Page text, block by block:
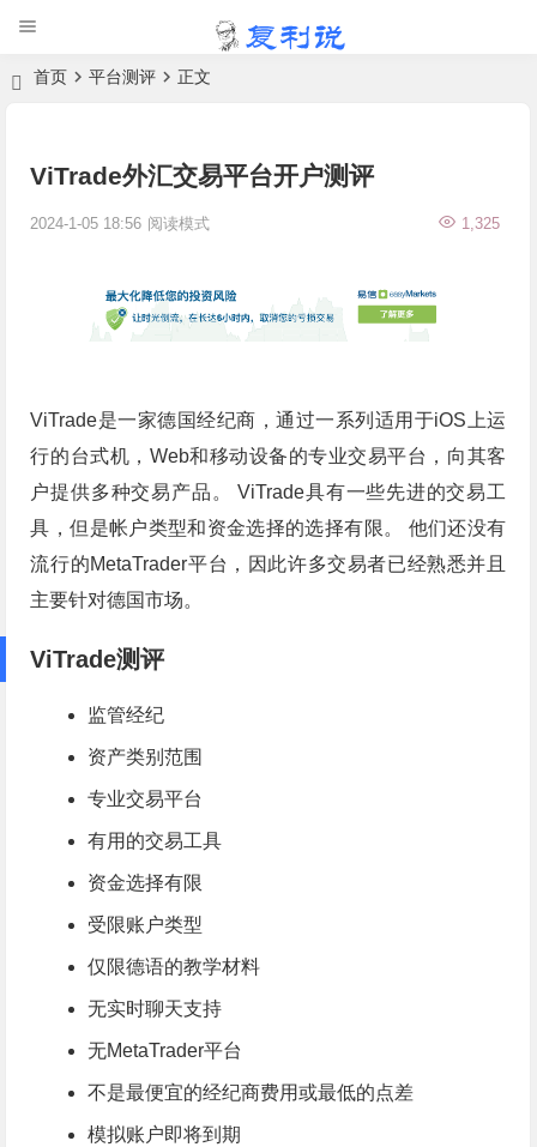
首页 平台测评 正文
ViTrade外汇交易平台开户测评
2024-1-05 18:56 1,325
阅读模式
ViTrade是一家德国经纪商，通过一系列适用于iOS上运
行的台式机，Web和移动设备的专业交易平台，向其客
户提供多种交易产品。 ViTrade具有一些先进的交易工
具，但是帐户类型和资金选择的选择有限。 他们还没有
流行的MetaTrader平台，因此许多交易者已经熟悉并且
主要针对德国市场。
ViTrade测评
监管经纪
资产类别范围
专业交易平台
有用的交易工具
资金选择有限
受限账户类型
仅限德语的教学材料
无实时聊天支持
无MetaTrader平台
不是最便宜的经纪商费用或最低的点差
模拟账户即将到期